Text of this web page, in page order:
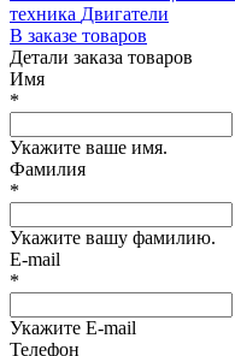
техника Двигатели
В заказе товаров
Детали заказа товаров
Имя
*
Укажите ваше имя.
Фамилия
*
Укажите вашу фамилию.
E-mail
*
Укажите E-mail
Телефон